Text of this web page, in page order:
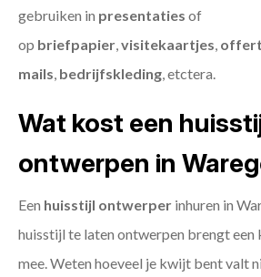
gebruiken in presentaties of
op briefpapier,visitekaartjes,
mails, bedrijfskleding, etctera.
Wat kost een
ontwerpen in
Een huisstijl ontwerper inhuren in
huisstijl te laten ontwerpen brengt een
mee. Weten hoeveel je kwijt bent valt